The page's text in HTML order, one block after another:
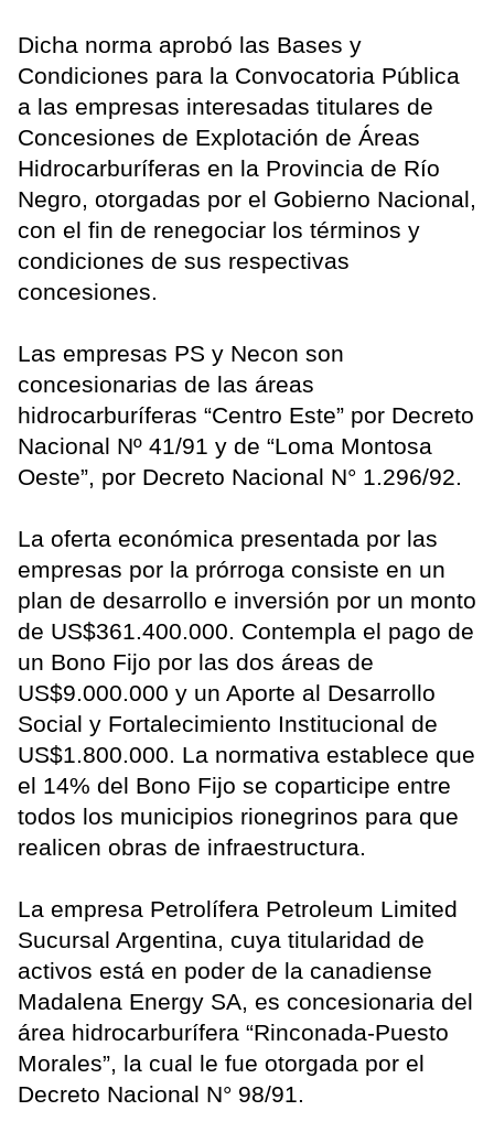
Dicha norma aprobó las Bases y
Condiciones para la Convocatoria Pública
a las empresas interesadas titulares de
Concesiones de Explotación de Áreas
Hidrocarburíferas en la Provincia de Río
Negro, otorgadas por el Gobierno Nacional,
con el fin de renegociar los términos y
condiciones de sus respectivas
concesiones.
Las empresas PS y Necon son
concesionarias de las áreas
hidrocarburíferas “Centro Este” por Decreto
Nacional Nº 41/91 y de “Loma Montosa
Oeste”, por Decreto Nacional N° 1.296/92.
La oferta económica presentada por las
empresas por la prórroga consiste en un
plan de desarrollo e inversión por un monto
de US$361.400.000. Contempla el pago de
un Bono Fijo por las dos áreas de
US$9.000.000 y un Aporte al Desarrollo
Social y Fortalecimiento Institucional de
US$1.800.000. La normativa establece que
el 14% del Bono Fijo se coparticipe entre
todos los municipios rionegrinos para que
realicen obras de infraestructura.
La empresa Petrolífera Petroleum Limited
Sucursal Argentina, cuya titularidad de
activos está en poder de la canadiense
Madalena Energy SA, es concesionaria del
área hidrocarburífera “Rinconada-Puesto
Morales”, la cual le fue otorgada por el
Decreto Nacional N° 98/91.